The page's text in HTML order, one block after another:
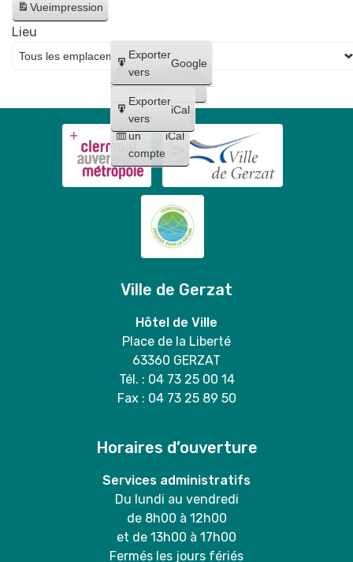
Vueimpression
Créer
un
compte
Google
Créer
un
compte
iCal
Exporter
vers
Google
Exporter
vers
iCal
Lieu
Ville de Gerzat
Hôtel de Ville
Place de la Liberté
63360 GERZAT
Tél. : 04 73 25 00 14
Fax : 04 73 25 89 50
Horaires d’ouverture
Services administratifs
Du lundi au vendredi
de 8h00 à 12h00
et de 13h00 à 17h00
Fermés les jours fériés